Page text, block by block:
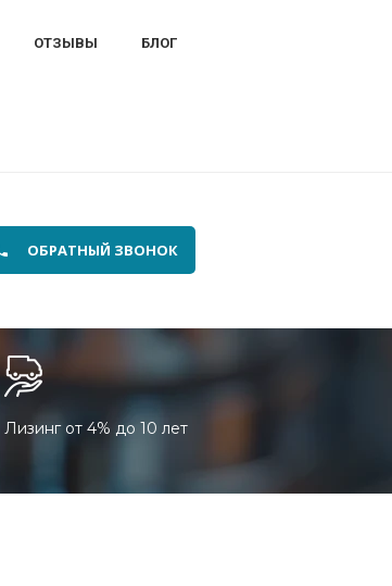
ОТЗЫВЫ БЛОГ
ОБРАТНЫЙ ЗВОНОК
Лизинг от 4% до 10 лет